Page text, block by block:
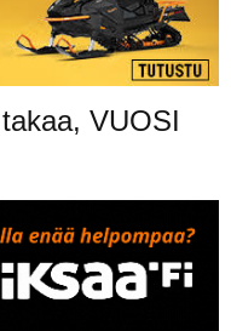
VUOSI